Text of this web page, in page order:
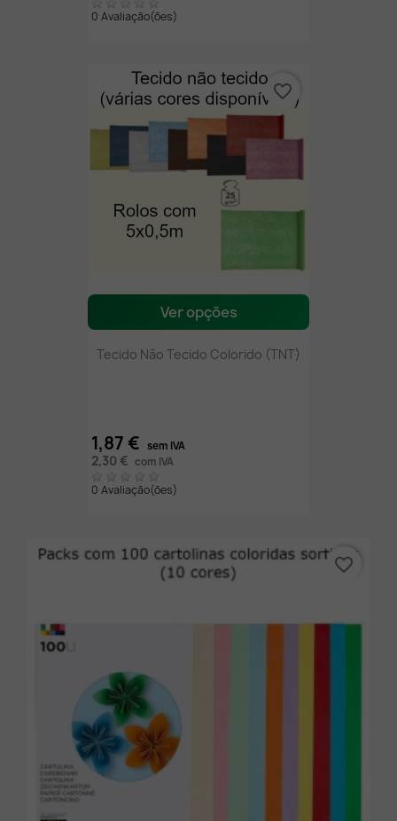
0 Avaliação(ões)
Ver opções
Tecido Não Tecido Colorido (TNT)
1,87 € sem IVA
2,30 € com IVA
0 Avaliação(ões)
favorite_border
favorite_border